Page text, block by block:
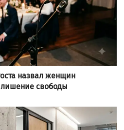
назвал женщин
свободы